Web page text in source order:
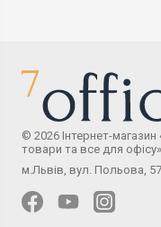
© 2026 Інтернет-
товари та все для офісу»
м.Львів, вул. Польова,